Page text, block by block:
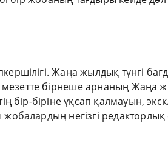
Жаңа жылдық түнгі
мезетте бірнеше арнаның
бір-біріне ұқсап қалмауын,
негізгі